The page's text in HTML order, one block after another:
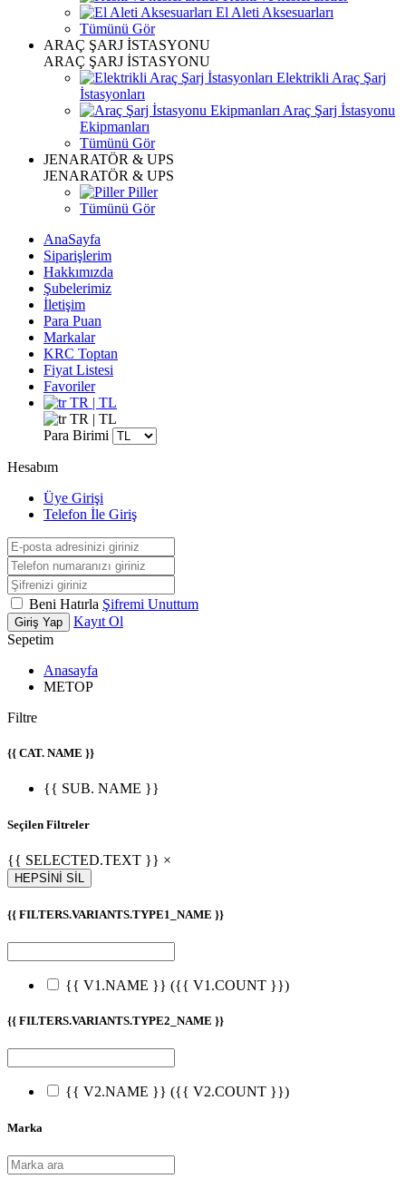
El Aleti Aksesuarları
Tümünü Gör
ARAÇ ŞARJ İSTASYONU
ARAÇ ŞARJ İSTASYONU
Elektrikli Araç Şarj
İstasyonları
Araç Şarj İstasyonu
Ekipmanları
Tümünü Gör
JENARATÖR & UPS
JENARATÖR & UPS
Piller
Tümünü Gör
AnaSayfa
Siparişlerim
Hakkımızda
Şubelerimiz
İletişim
Para Puan
Markalar
KRC Toptan
Fiyat Listesi
Favoriler
TR | TL
TR | TL
Para Birimi
Hesabım
Üye Girişi
Telefon İle Giriş
Beni Hatırla Şifremi Unuttum
Giriş Yap
Kayıt Ol
Sepetim
Anasayfa
METOP
Filtre
{{ CAT. NAME }}
{{ SUB. NAME }}
Seçilen Filtreler
{{ SELECTED.TEXT }} ×
HEPSİNİ SİL
{{ FILTERS.VARIANTS.TYPE1_NAME }}
{{ V1.NAME }} ({{ V1.COUNT }})
{{ FILTERS.VARIANTS.TYPE2_NAME }}
{{ V2.NAME }} ({{ V2.COUNT }})
Marka